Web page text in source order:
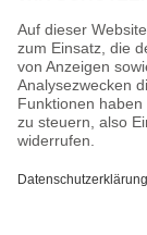
Donnerstag
Freitag
Samstag
Sonntag